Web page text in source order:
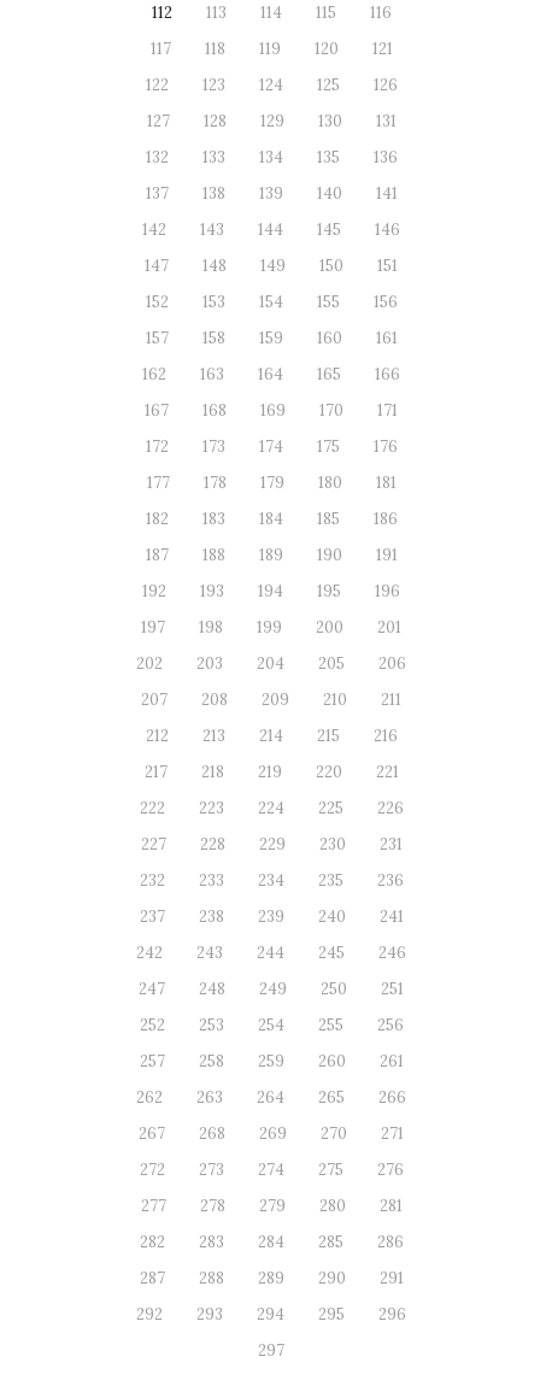
112
113 114 115
116
117
118 119 120
121
122
123 124 125
126
127
128 129 130
131
132
133 134 135
136
137
138 139 140
141
142
143 144 145
146
147
148 149 150
151
152
153 154 155
156
157
158 159 160
161
162
163 164 165
166
167
168 169 170
171
172
173 174 175
176
177
178 179 180
181
182
183 184 185
186
187
188 189 190
191
192
193 194 195
196
197
198 199 200
201
202
203 204 205
206
207
208 209 210
211
212
213 214 215
216
217
218 219 220
221
222
223 224 225
226
227
228 229 230
231
232
233 234 235
236
237
238 239 240
241
242
243 244 245
246
247
248 249 250
251
252
253 254 255
256
257
258 259 260
261
262
263 264 265
266
267
268 269 270
271
272
273 274 275
276
277
278 279 280
281
282
283 284 285
286
287
288 289 290
291
292
293 294 295
296
297